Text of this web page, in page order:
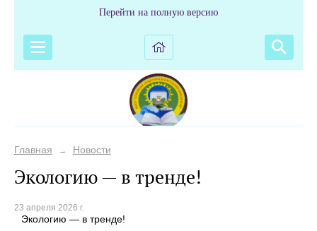
Перейти на полную версию
Главная → Новости
Экологию — в тренде!
23 апреля 2026 г.
Экологию — в тренде!